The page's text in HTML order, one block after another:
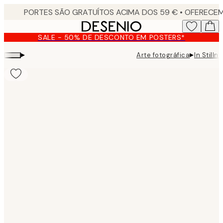
content. SALE - 50% DE DESCONTO EM POSTERS*
▸ Arte fotográfica▸In